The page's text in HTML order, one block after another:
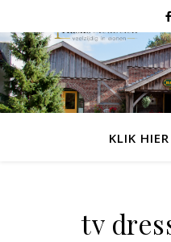
KLIK
tv